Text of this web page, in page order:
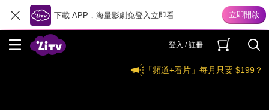
下載 APP，海量影劇免登入立即看
登入 / 註冊
「頻道+看片」每月只要 $199？